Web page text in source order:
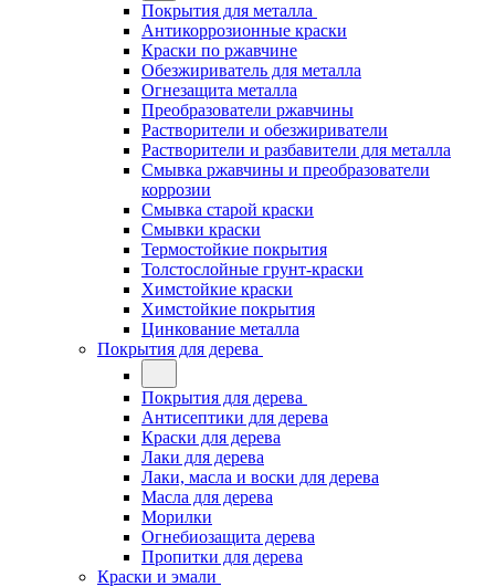
Покрытия для металла
Антикоррозионные краски
Краски по ржавчине
Обезжириватель для металла
Огнезащита металла
Преобразователи ржавчины
Растворители и обезжириватели
Растворители и разбавители для металла
Смывка ржавчины и преобразователи
коррозии
Смывка старой краски
Смывки краски
Термостойкие покрытия
Толстослойные грунт-краски
Химстойкие краски
Химстойкие покрытия
Цинкование металла
Покрытия для дерева
Покрытия для дерева
Антисептики для дерева
Краски для дерева
Лаки для дерева
Лаки, масла и воски для дерева
Масла для дерева
Морилки
Огнебиозащита дерева
Пропитки для дерева
Краски и эмали